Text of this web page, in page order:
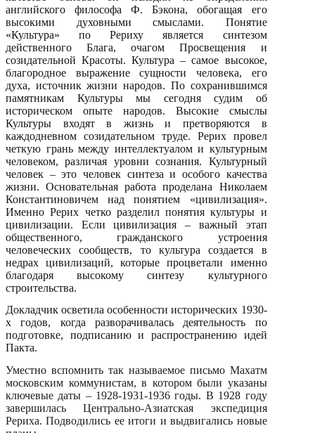
английского философа Ф. Бэкона, обогащая его
высокими духовными смыслами. Понятие
«Культура» по Рериху является синтезом
действенного Блага, очагом Просвещения и
созидательной Красоты. Культура – самое высокое,
благородное выражение сущности человека, его
духа, источник жизни народов. По сохранившимся
памятникам Культуры мы сегодня судим об
историческом опыте народов. Высокие смыслы
Культуры входят в жизнь и претворяются в
каждодневном созидательном труде. Рерих провел
четкую грань между интеллектуалом и культурным
человеком, различая уровни сознания. Культурный
человек – это человек синтеза и особого качества
жизни. Основательная работа проделана Николаем
Константиновичем над понятием «цивилизация».
Именно Рерих четко разделил понятия культуры и
цивилизации. Если цивилизация – важный этап
общественного, гражданского устроения
человеческих сообществ, то культура создается в
недрах цивилизаций, которые процветали именно
благодаря высокому синтезу культурного
строительства.
Докладчик осветила особенности исторических 1930-
х годов, когда разворачивалась деятельность по
подготовке, подписанию и распространению идей
Пакта.
Уместно вспомнить так называемое письмо Махатм
московским коммунистам, в котором были указаны
ключевые даты – 1928-1931-1936 годы. В 1928 году
завершилась Центрально-Азиатская экспедиция
Рериха. Подводились ее итоги и выдвигались новые